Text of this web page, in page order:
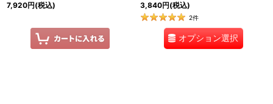
7,920円(税込) 3,840円(税込)
2件
オプション選択